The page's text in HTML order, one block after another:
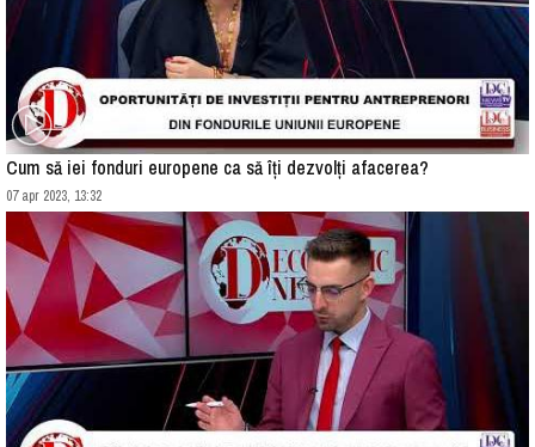
Cum să iei fonduri europene ca să îți dezvolți afacerea?
07 apr 2023, 13:32